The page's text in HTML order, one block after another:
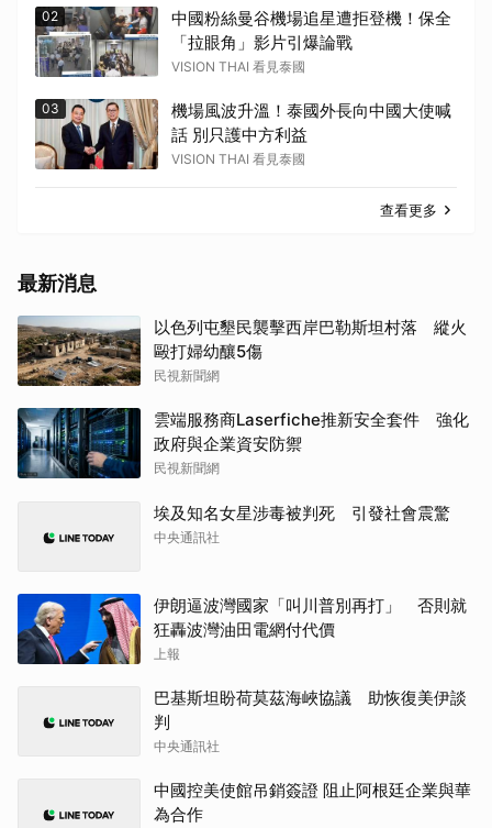
02
中國粉絲曼谷機場追星遭拒登機！保全
「拉眼角」影片引爆論戰
VISION THAI 看見泰國
03
機場風波升溫！泰國外長向中國大使喊
話 別只護中方利益
VISION THAI 看見泰國
查看更多
最新消息
以色列屯墾民襲擊西岸巴勒斯坦村落 縱火
毆打婦幼釀5傷
民視新聞網
雲端服務商Laserfiche推新安全套件 強化
政府與企業資安防禦
民視新聞網
埃及知名女星涉毒被判死 引發社會震驚
中央通訊社
伊朗逼波灣國家「叫川普別再打」 否則就
狂轟波灣油田電網付代價
上報
巴基斯坦盼荷莫茲海峽協議 助恢復美伊談
判
中央通訊社
中國控美使館吊銷簽證 阻止阿根廷企業與華
為合作